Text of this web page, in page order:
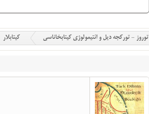
توروز - تورکجه دیل و ائتیمولوژی کیتابخاناسی کیتابلار